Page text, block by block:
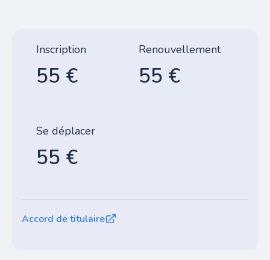
Inscription
55 €
Renouvellement
55 €
Se déplacer
55 €
Accord de titulaire